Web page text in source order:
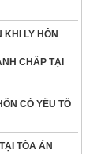
LY HÔN
CHẤP TẠI
CÓ YẾU TỐ
TÒA ÁN